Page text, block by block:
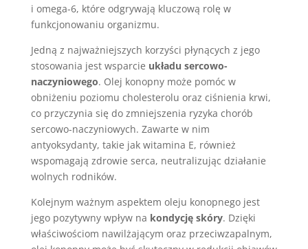
i omega-6, które odgrywają kluczową rolę w
funkcjonowaniu organizmu.
Jedną z najważniejszych korzyści płynących z jego
stosowania jest wsparcie układu sercowo-
naczyniowego. Olej konopny może pomóc w
obniżeniu poziomu cholesterolu oraz ciśnienia krwi,
co przyczynia się do zmniejszenia ryzyka chorób
sercowo-naczyniowych. Zawarte w nim
antyoksydanty, takie jak witamina E, również
wspomagają zdrowie serca, neutralizując działanie
wolnych rodników.
Kolejnym ważnym aspektem oleju konopnego jest
jego pozytywny wpływ na kondycję skóry. Dzięki
właściwościom nawilżającym oraz przeciwzapalnym,